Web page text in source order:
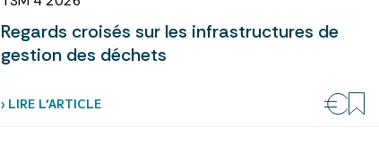
Regards croisés sur les infrastructures de
gestion des déchets
› LIRE L’ARTICLE